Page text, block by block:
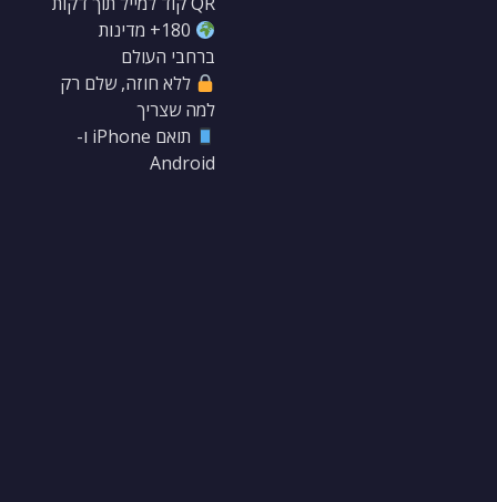
180+ מדינות
ברחבי העולם
ללא חוזה, שלם רק
למה שצריך
תואם iPhone ו-
Android